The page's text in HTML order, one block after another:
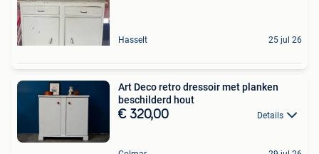
Hasselt 25 jul 26
Art Deco retro dressoir met planken
beschilderd hout
€ 320,00 Details